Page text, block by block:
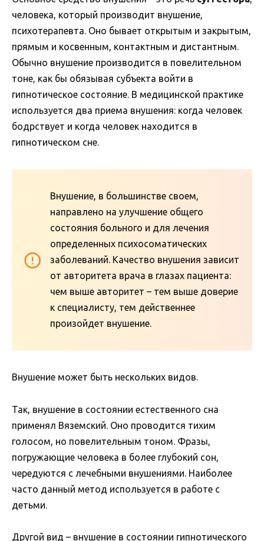
человека, который производит внушение,
психотерапевта. Оно бывает открытым и закрытым,
прямым и косвенным, контактным и дистантным.
Обычно внушение производится в повелительном
тоне, как бы обязывая субъекта войти в
гипнотическое состояние. В медицинской практике
используется два приема внушения: когда человек
бодрствует и когда человек находится в
гипнотическом сне.
Внушение, в большинстве своем,
направлено на улучшение общего
состояния больного и для лечения
определенных психосоматических
заболеваний. Качество внушения зависит
от авторитета врача в глазах пациента:
чем выше авторитет – тем выше доверие
к специалисту, тем действеннее
произойдет внушение.
Внушение может быть нескольких видов.
Так, внушение в состоянии естественного сна
применял Вяземский. Оно проводится тихим
голосом, но повелительным тоном. Фразы,
погружающие человека в более глубокий сон,
чередуются с лечебными внушениями. Наиболее
часто данный метод используется в работе с
детьми.
Другой вид – внушение в состоянии гипнотического